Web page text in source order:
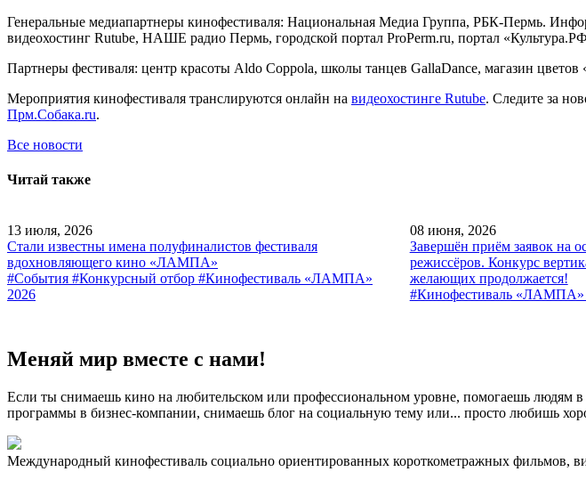
Генеральные медиапартнеры кинофестиваля: Национальная Медиа Группа, РБК-Пермь.
видеохостинг Rutube, НАШЕ радио Пермь, городской портал ProPerm.ru, портал
Партнеры фестиваля: центр красоты Aldo Coppola, школы танцев GallaDance, магазин цветов
Мероприятия кинофестиваля транслируются онлайн на видеохостинге Rutube. Следите за
Прм.Собака.ru.
Все новости
Читай также
13 июля, 2026
Стали известны имена полуфиналистов фестиваля
вдохновляющего кино «ЛАМПА»
#События #Конкурсный отбор #Кинофестиваль «ЛАМПА»
2026
08 июня, 2026
Завершён приём заявок на
режиссёров. Конкурс
желающих продолжается!
#Кинофестиваль «ЛАМПА»
Меняй мир вместе с нами!
Если ты снимаешь кино на любительском или профессиональном уровне, помогаешь людям
программы в бизнес-компании, снимаешь блог на социальную тему или... просто любишь
Международный кинофестиваль социально ориентированных короткометражных